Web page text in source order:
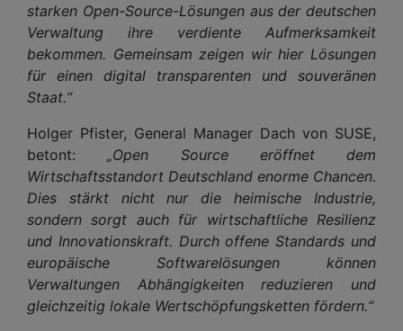
starken Open-Source-Lösungen aus der deutschen
Verwaltung ihre verdiente Aufmerksamkeit
bekommen. Gemeinsam zeigen wir hier Lösungen
für einen digital transparenten und souveränen
Staat.“
Holger Pfister, General Manager Dach von SUSE,
betont: „Open Source eröffnet dem
Wirtschaftsstandort Deutschland enorme Chancen.
Dies stärkt nicht nur die heimische Industrie,
sondern sorgt auch für wirtschaftliche Resilienz
und Innovationskraft. Durch offene Standards und
europäische Softwarelösungen können
Verwaltungen Abhängigkeiten reduzieren und
gleichzeitig lokale Wertschöpfungsketten fördern.“